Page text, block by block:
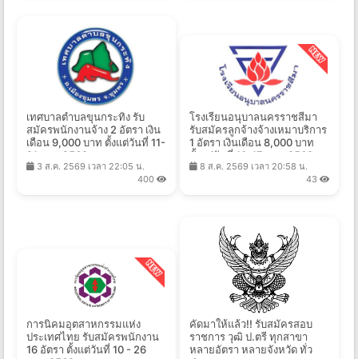
เทศบาลตำบลขุนกระทิง รับ
สมัครพนักงานจ้าง 2 อัตรา เงิน
เดือน 9,000 บาท ตั้งแต่วันที่ 11-
21 ส.ค. 2569
3 ส.ค. 2569 เวลา 22:05 น.
400
โรงเรียนอนุบาลนครราชสีมา
รับสมัครลูกจ้างจ้างเหมาบริการ
1 อัตรา เงินเดือน 8,000 บาท
ตั้งแต่วันที่ 10-17 ส.ค. 2569
8 ส.ค. 2569 เวลา 20:58 น.
43
การนิคมอุตสาหกรรมแห่ง
ประเทศไทย รับสมัครพนักงาน
16 อัตรา ตั้งแต่วันที่ 10 - 26
คัดมาให้แล้ว!! รับสมัครสอบ
ราชการ วุฒิ ป.ตรี ทุกสาขา
หลายอัตรา หลายจังหวัด ทั่ว